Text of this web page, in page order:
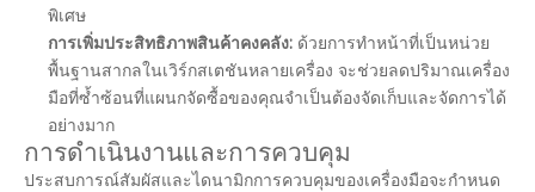
พิเศษ
การเพิ่มประสิทธิภาพสินค้าคงคลัง: ด้วยการทำหน้าที่เป็นหน่วย
พื้นฐานสากลในเวิร์กสเตชันหลายเครื่อง จะช่วยลดปริมาณเครื่อง
มือที่ซ้ำซ้อนที่แผนกจัดซื้อของคุณจำเป็นต้องจัดเก็บและจัดการได้
อย่างมาก
การดำเนินงานและการควบคุม
ประสบการณ์สัมผัสและไดนามิกการควบคุมของเครื่องมือจะกำหนด